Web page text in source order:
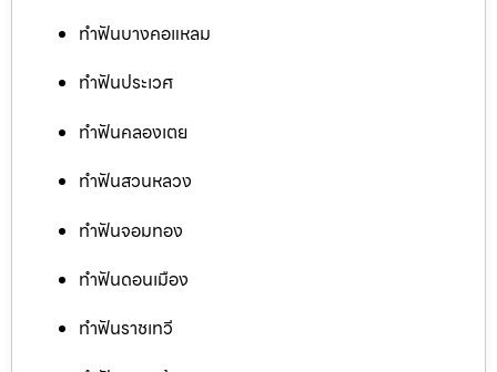
ทำฟันบางคอแหลม
ทำฟันประเวศ
ทำฟันคลองเตย
ทำฟันสวนหลวง
ทำฟันจอมทอง
ทำฟันดอนเมือง
ทำฟันราชเทวี